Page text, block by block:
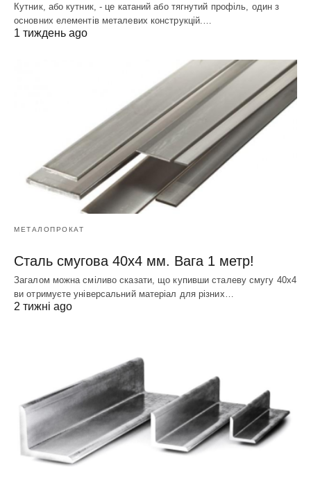
Кутник, або кутник, - це катаний або тягнутий профіль, один з
основних елементів металевих конструкцій.…
1 тиждень ago
МЕТАЛОПРОКАТ
Сталь смугова 40х4 мм. Вага 1 метр!
Загалом можна сміливо сказати, що купивши сталеву смугу 40х4
ви отримуєте універсальний матеріал для різних…
2 тижні ago